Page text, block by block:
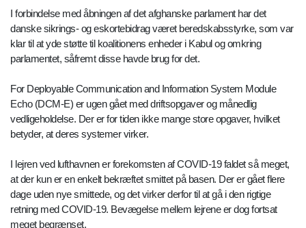
I forbindelse med åbningen af det afghanske parlament har det
danske sikrings- og eskortebidrag været beredskabsstyrke, som var
klar til at yde støtte til koalitionens enheder i Kabul og omkring
parlamentet, såfremt disse havde brug for det.
For Deployable Communication and Information System Module
Echo (DCM-E) er ugen gået med driftsopgaver og månedlig
vedligeholdelse. Der er for tiden ikke mange store opgaver, hvilket
betyder, at deres systemer virker.
I lejren ved lufthavnen er forekomsten af COVID-19 faldet så meget,
at der kun er en enkelt bekræftet smittet på basen. Der er gået flere
dage uden nye smittede, og det virker derfor til at gå i den rigtige
retning med COVID-19. Bevægelse mellem lejrene er dog fortsat
meget begrænset.